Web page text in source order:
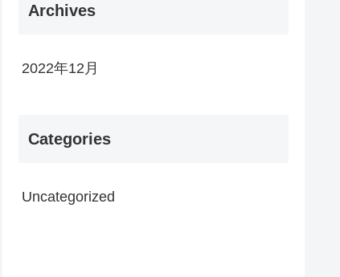
Archives
2022年12月
Categories
Uncategorized